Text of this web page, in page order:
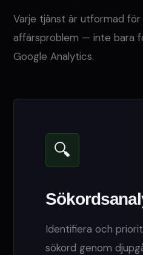
Varje tjänst är utformad
affärsproblem — inte bara
Google Analytics.
🔍
Identifiera och
sökord genom